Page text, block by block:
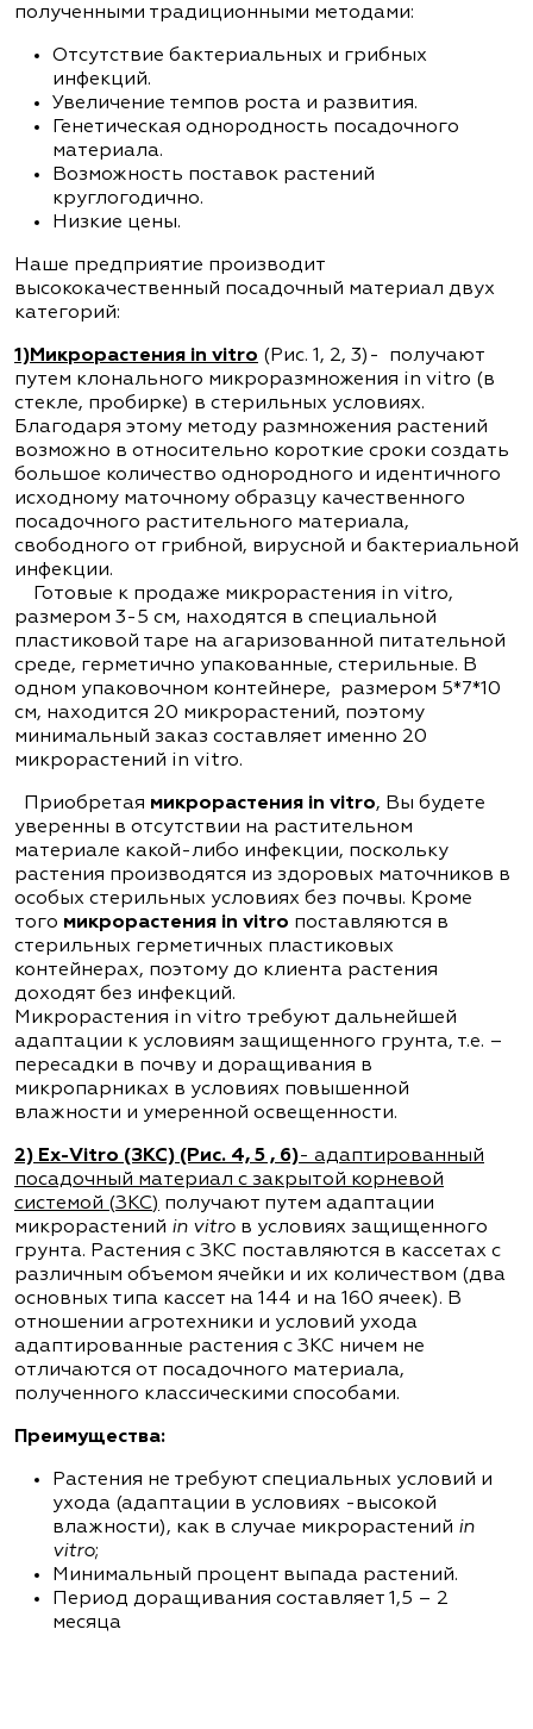
полученными традиционными методами:
Отсутствие бактериальных и грибных
инфекций.
Увеличение темпов роста и развития.
Генетическая однородность посадочного
материала.
Возможность поставок растений
круглогодично.
Низкие цены.
Наше предприятие производит
высококачественный посадочный материал двух
категорий:
1)Микрорастения in vitro (Рис. 1, 2, 3)- получают
путем клонального микроразмножения in vitro (в
стекле, пробирке) в стерильных условиях.
Благодаря этому методу размножения растений
возможно в относительно короткие сроки создать
большое количество однородного и идентичного
исходному маточному образцу качественного
посадочного растительного материала,
свободного от грибной, вирусной и бактериальной
инфекции.
Готовые к продаже микрорастения in vitro,
размером 3-5 см, находятся в специальной
пластиковой таре на агаризованной питательной
среде, герметично упакованные, стерильные. В
одном упаковочном контейнере, размером 5*7*10
см, находится 20 микрорастений, поэтому
минимальный заказ составляет именно 20
микрорастений in vitro.
Приобретая микрорастения in vitro, Вы будете
уверенны в отсутствии на растительном
материале какой-либо инфекции, поскольку
растения производятся из здоровых маточников в
особых стерильных условиях без почвы. Кроме
того микрорастения in vitro поставляются в
стерильных герметичных пластиковых
контейнерах, поэтому до клиента растения
доходят без инфекций.
Микрорастения in vitro требуют дальнейшей
адаптации к условиям защищенного грунта, т.е. –
пересадки в почву и доращивания в
микропарниках в условиях повышенной
влажности и умеренной освещенности.
2) Ex-Vitro (ЗКС) (Рис. 4, 5 , 6)- адаптированный
посадочный материал с закрытой корневой
системой (ЗКС) получают путем адаптации
микрорастений in vitro в условиях защищенного
грунта. Растения с ЗКС поставляются в кассетах с
различным объемом ячейки и их количеством (два
основных типа кассет на 144 и на 160 ячеек). В
отношении агротехники и условий ухода
адаптированные растения с ЗКС ничем не
отличаются от посадочного материала,
полученного классическими способами.
Преимущества:
Растения не требуют специальных условий и
ухода (адаптации в условиях -высокой
влажности), как в случае микрорастений in
vitro;
Минимальный процент выпада растений.
Период доращивания составляет 1,5 – 2
месяца